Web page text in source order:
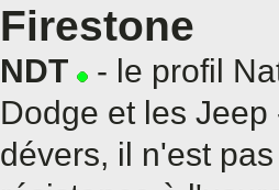
Firestone
NDT
- le profil
Dodge et les
dévers, il n'est